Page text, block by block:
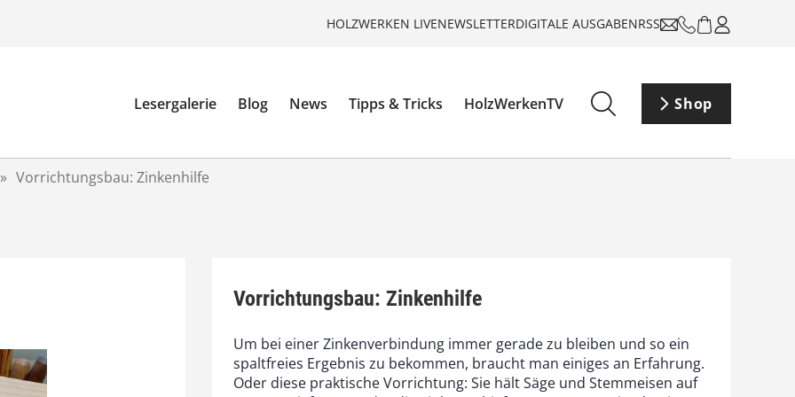
HOLZWERKEN LIVENEWSLETTERDIGITALE AUSGABENRSS
Lesergalerie Blog News Tipps & Tricks HolzWerkenTV Shop
» Vorrichtungsbau: Zinkenhilfe
Vorrichtungsbau: Zinkenhilfe
Um bei einer Zinkenverbindung immer gerade zu bleiben und so ein
spaltfreies Ergebnis zu bekommen, braucht man einiges an Erfahrung.
Oder diese praktische Vorrichtung: Sie hält Säge und Stemmeisen auf